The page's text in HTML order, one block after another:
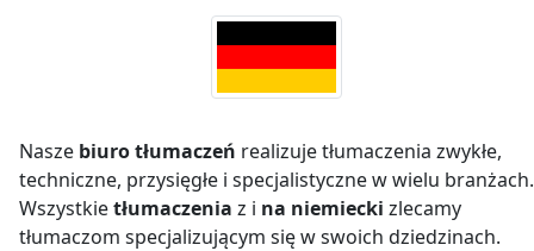
Nasze biuro tłumaczeń realizuje tłumaczenia zwykłe,
techniczne, przysięgłe i specjalistyczne w wielu branżach.
Wszystkietłumaczenia z i na niemiecki zlecamy
tłumaczom specjalizującym się w swoich dziedzinach.